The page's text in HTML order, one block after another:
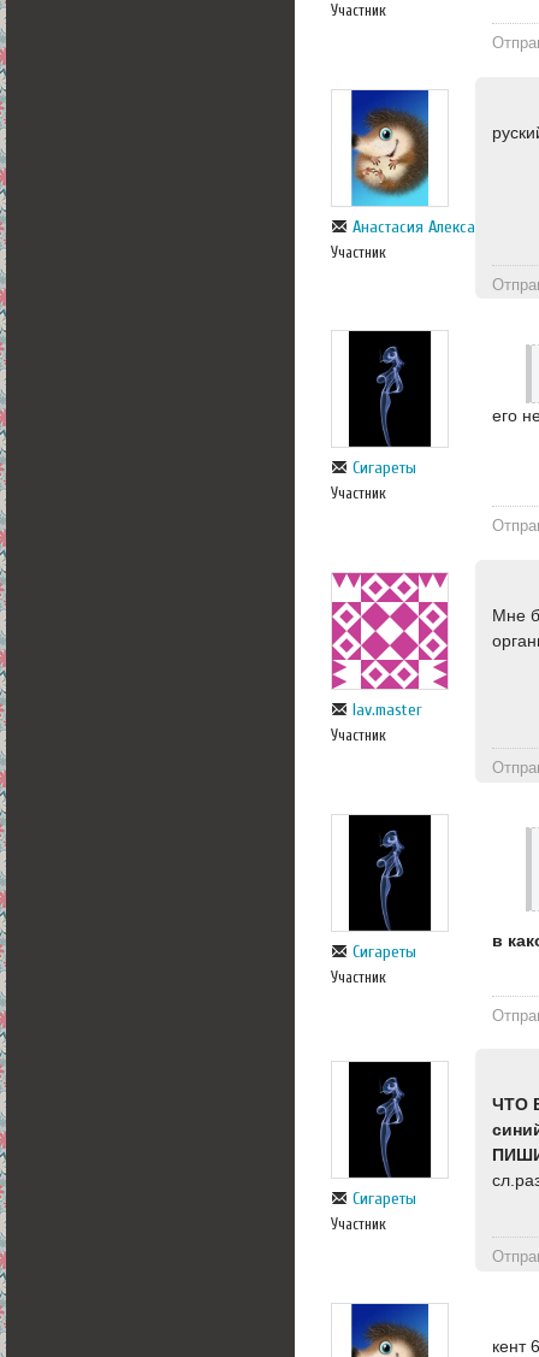
Участник
Анастасия Александровна
Участник
Сигареты
Участник
его
lav.master
Участник
Мне
Сигареты
Участник
в
Сигареты
Участник
ЧТО
кент